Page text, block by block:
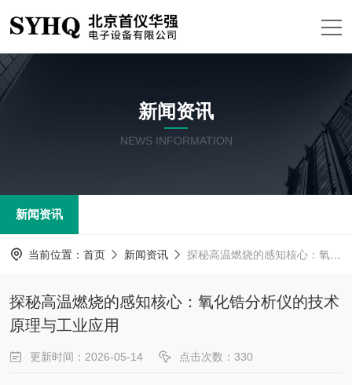
新闻资讯
NEWS INFORMATION
新闻资讯
当前位置： 首页 新闻资讯 探秘高温燃烧的感知核心：氧化锆分析仪的技术原理与工业应用
探秘高温燃烧的感知核心：氧化锆分析仪的技术
原理与工业应用
更新时间：2026-05-14 点击次数：330